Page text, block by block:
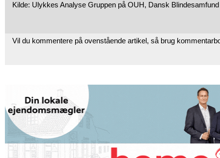
Kilde: Ulykkes Analyse Gruppen på OUH, Dansk
Vil du kommentere på ovenstående artikel, så brug